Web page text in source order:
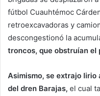
fútbol Cuauhtémoc
retroexcavadoras y
descongestionó la
troncos, que obstruían el
Asimismo, se extrajo
del dren Barajas, el cual